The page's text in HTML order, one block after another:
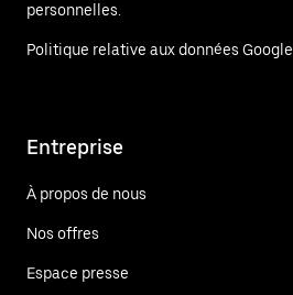
personnelles.
Politique relative aux données Google
Entreprise
À propos de nous
Nos offres
Espace presse